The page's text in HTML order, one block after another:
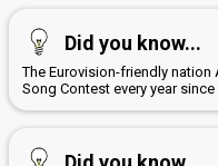
Did you know...
The Eurovision-friendly
Song Contest every year since